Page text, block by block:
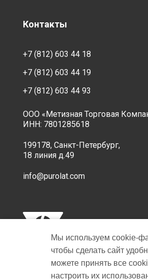
Контакты
+7 (812) 603 44 18
+7 (812) 603 44 19
+7 (812) 603 44 93
ООО «Метизная Торговая
ИНН: 7801285618
199178, Санкт-Петербург,
18 линия д.49
info@purolat.com
Мы используем
чтобы сделать сайт
можете принять все
настроить их